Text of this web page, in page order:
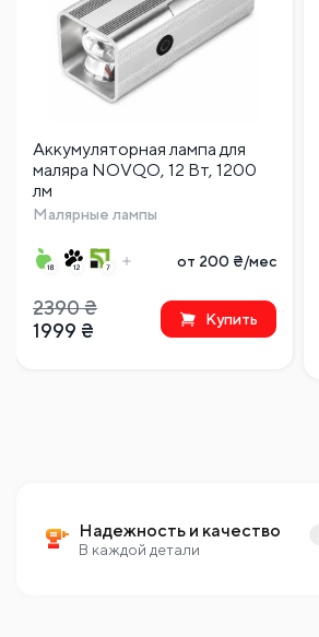
Аккумуляторная лампа для
маляра NOVQO, 12 Вт, 1200
лм
Малярные лампы
от 200 ₴/мес
2390₴
1999 ₴ Купить
Надежность и качество
В каждой детали